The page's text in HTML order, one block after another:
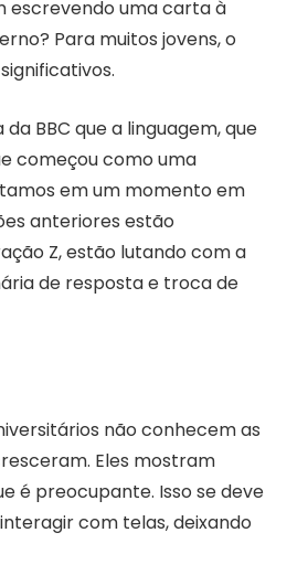
escrevendo uma carta à
Para muitos jovens, o
BBC que a linguagem, que
começou como uma
em um momento em
anteriores estão
Z, estão lutando com a
de resposta e troca de
não conhecem as
Eles mostram
é preocupante. Isso se deve
com telas, deixando